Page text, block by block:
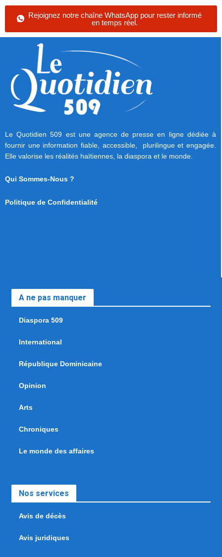
Rejoignez notre chaîne WhatsApp pour rester informé
en temps réel.
Le Quotidien 509 est une agence de presse en ligne dédiée à
fournir une information fiable, accessible, plurilingue et engagée.
Elle valorise les réalités haïtiennes, la diaspora et le monde.
Qui Sommes-Nous ?
Politique de Confidentialité
A ne pas manquer
Diaspora 509
International
République Dominicaine
Opinion
Arts
Chroniques
Le monde des affaires
Nos services
Avis de décès
Avis juridiques